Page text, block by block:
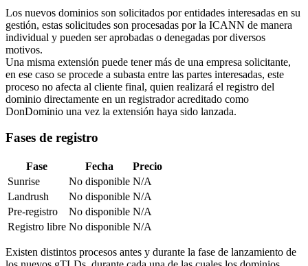
Los nuevos dominios son solicitados por entidades interesadas en su
gestión, estas solicitudes son procesadas por la ICANN de manera
individual y pueden ser aprobadas o denegadas por diversos
motivos.
Una misma extensión puede tener más de una empresa solicitante,
en ese caso se procede a subasta entre las partes interesadas, este
proceso no afecta al cliente final, quien realizará el registro del
dominio directamente en un registrador acreditado como
DonDominio una vez la extensión haya sido lanzada.
Fases de registro
Fase Fecha
Precio
Sunrise
No disponible N/A
Landrush
No disponible N/A
Pre-registro
No disponible N/A
Registro libre No disponible N/A
Existen distintos procesos antes y durante la fase de lanzamiento de